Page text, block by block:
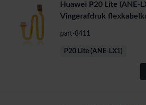
Huawei P20 Lite (ANE-
Vingerafdruk
part-8411
P20 Lite (ANE-LX1)